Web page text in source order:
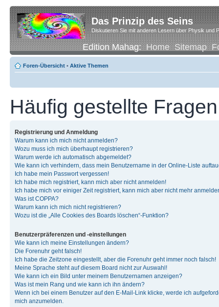
Das Prinzip des Seins
Diskutieren Sie mit anderen Lesern über Physik und
Edition Mahag:Home Sitemap
Foren-Übersicht • Aktive Themen
Häufig gestellte Fragen
Registrierung und Anmeldung
Warum kann ich mich nicht anmelden?
Wozu muss ich mich überhaupt registrieren?
Warum werde ich automatisch abgemeldet?
Wie kann ich verhindern, dass mein Benutzername in der Online-Liste
Ich habe mein Passwort vergessen!
Ich habe mich registriert, kann mich aber nicht anmelden!
Ich habe mich vor einiger Zeit registriert, kann mich aber nicht mehr
Was ist COPPA?
Warum kann ich mich nicht registrieren?
Wozu ist die „Alle Cookies des Boards löschen“-Funktion?
Benutzerpräferenzen und -einstellungen
Wie kann ich meine Einstellungen ändern?
Die Forenuhr geht falsch!
Ich habe die Zeitzone eingestellt, aber die Forenuhr geht immer noch falsch!
Meine Sprache steht auf diesem Board nicht zur Auswahl!
Wie kann ich ein Bild unter meinem Benutzernamen anzeigen?
Was ist mein Rang und wie kann ich ihn ändern?
Wenn ich bei einem Benutzer auf den E-Mail-Link klicke, werde ich
mich anzumelden.